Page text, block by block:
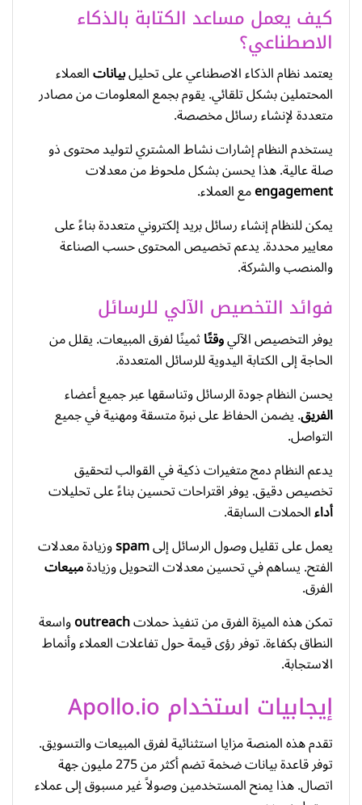
كيف يعمل مساعد الكتابة بالذكاء
الاصطناعي؟
يعتمد نظام الذكاء الاصطناعي على تحليلبياناتالعملاء
المحتملين بشكل تلقائي. يقوم بجمع المعلومات من مصادر
متعددة لإنشاء رسائل مخصصة.
يستخدم النظام إشارات نشاط المشتري لتوليد محتوى ذو
صلة عالية. هذا يحسن بشكل ملحوظ من معدلات
engagementمع العملاء.
يمكن للنظام إنشاء رسائل بريد إلكتروني متعددة بناءً على
معايير محددة. يدعم تخصيص المحتوى حسب الصناعة
والمنصب والشركة.
فوائد التخصيص الآلي للرسائل
يوفر التخصيص الآليوقتًاثمينًا لفرق المبيعات. يقلل من
الحاجة إلى الكتابة اليدوية للرسائل المتعددة.
يحسن النظام جودة الرسائل وتناسقها عبر جميع أعضاء
الفريق. يضمن الحفاظ على نبرة متسقة ومهنية في جميع
التواصل.
يدعم النظام دمج متغيرات ذكية في القوالب لتحقيق
تخصيص دقيق. يوفر اقتراحات تحسين بناءً على تحليلات
أداءالحملات السابقة.
يعمل على تقليل وصول الرسائل إلىspamوزيادة معدلات
الفتح. يساهم في تحسين معدلات التحويل وزيادةمبيعات
الفرق.
تمكن هذه الميزة الفرق من تنفيذ حملاتoutreachواسعة
النطاق بكفاءة. توفر رؤى قيمة حول تفاعلات العملاء وأنماط
الاستجابة.
إيجابيات استخدام Apollo.io
تقدم هذه المنصة مزايا استثنائية لفرق المبيعات والتسويق.
توفر قاعدة بيانات ضخمة تضم أكثر من 275 مليون جهة
اتصال. هذا يمنح المستخدمين وصولاً غير مسبوق إلى عملاء